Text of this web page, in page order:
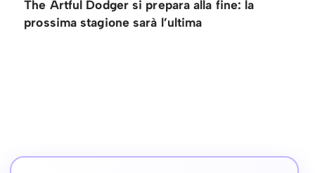
The Artful Dodger si prepara alla fine: la
prossima stagione sarà l’ultima